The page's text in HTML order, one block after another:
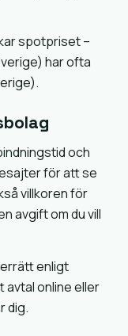
spotpriset –
har ofta
och
för att se
villkoren för
avgift om du vill
enligt
avtal online eller
dig.